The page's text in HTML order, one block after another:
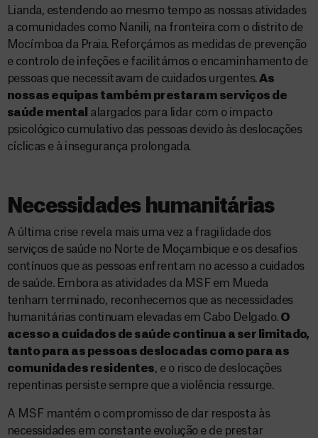
Lianda, estendendo ao mesmo tempo as nossas atividades
a comunidades como Nanili, na fronteira com o distrito de
Mocímboa da Praia. Reforçámos as medidas de prevenção
e controlo de infeções e facilitámos o encaminhamento de
pessoas que necessitavam de cuidados urgentes. As
nossas equipas também prestaram serviços de
saúde mental alargados para lidar com o impacto
psicológico cumulativo das pessoas devido às deslocações
cíclicas e à insegurança prolongada.
Necessidades humanitárias
A última crise revela mais uma vez a fragilidade dos
serviços de saúde no Norte de Moçambique e os desafios
contínuos que as pessoas enfrentam no acesso a cuidados
de saúde. Embora as atividades da MSF em Mueda
tenham terminado, reconhecemos que as necessidades
humanitárias continuam elevadas em Cabo Delgado. O
acesso a cuidados de saúde continua a ser limitado,
tanto para as pessoas deslocadas como para as
comunidades residentes, e o risco de deslocações
repentinas persiste sempre que a violência ressurge.
A MSF mantém o compromisso de dar resposta às
necessidades em constante evolução e de prestar